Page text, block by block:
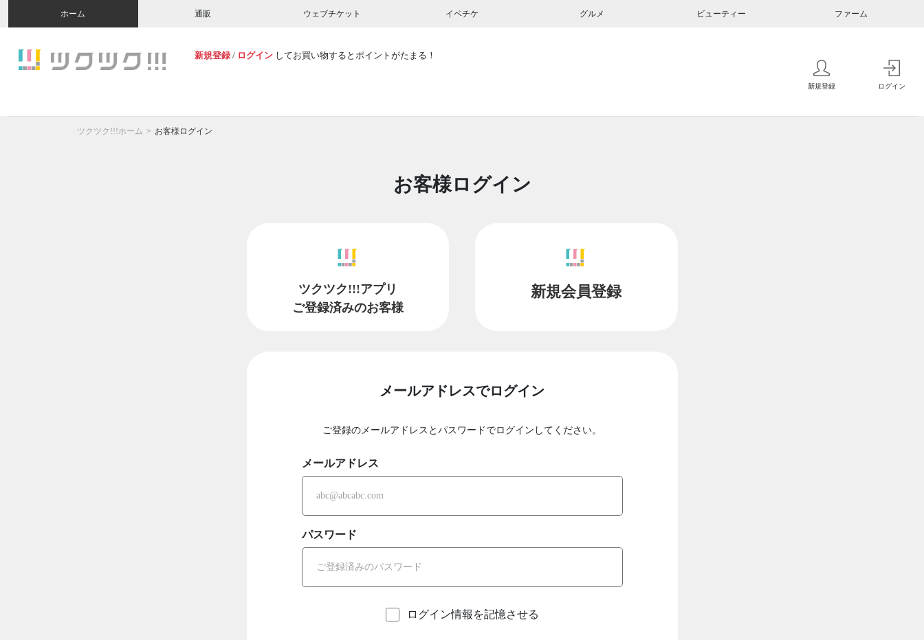
ホーム 通販 ウェブチケット イベチケ グルメ ビューティー ファーム
新規登録 / ログイン してお買い物するとポイントがたまる！
新規登録 ログイン
ツクツク!!!ホーム お客様ログイン
お客様ログイン
ツクツク!!!アプリ
ご登録済みのお客様
新規会員登録
メールアドレスでログイン
ご登録のメールアドレスとパスワードでログインしてください。
メールアドレス
パスワード
ログイン情報を記憶させる